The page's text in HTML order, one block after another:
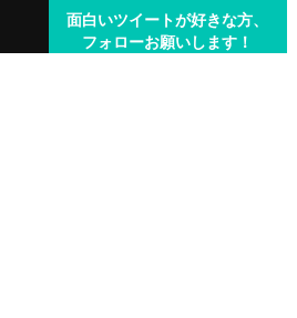
面白いツイートが好きな方、
フォローお願いします！